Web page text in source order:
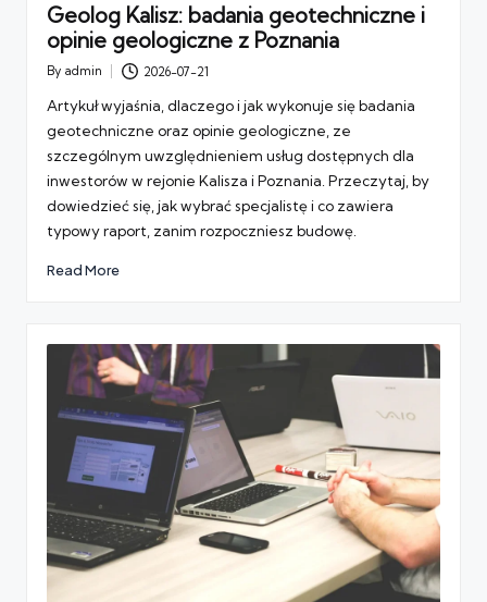
Geolog Kalisz: badania geotechniczne i
opinie geologiczne z Poznania
Posted
By admin 2026-07-21
Artykuł wyjaśnia, dlaczego i jak wykonuje się badania
geotechniczne oraz opinie geologiczne, ze
szczególnym uwzględnieniem usług dostępnych dla
inwestorów w rejonie Kalisza i Poznania. Przeczytaj, by
dowiedzieć się, jak wybrać specjalistę i co zawiera
typowy raport, zanim rozpoczniesz budowę.
Read More